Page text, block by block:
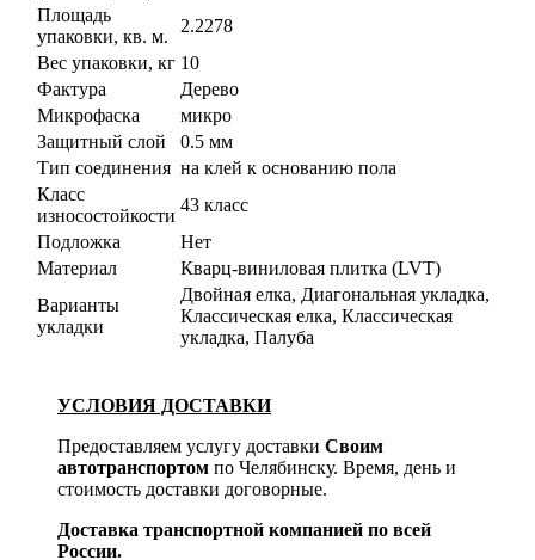
Площадь
упаковки, кв. м.
2.2278
Вес упаковки, кг 10
Фактура
Дерево
Микрофаска
микро
Защитный слой
0.5 мм
Тип соединения на клей к основанию пола
Класс
износостойкости
43 класс
Подложка
Нет
Материал
Кварц-виниловая плитка (LVT)
Варианты
укладки
Двойная елка, Диагональная укладка,
Классическая елка, Классическая
укладка, Палуба
УСЛОВИЯ ДОСТАВКИ
Предоставляем услугу доставки Своим
автотранспортом по Челябинску. Время, день и
стоимость доставки договорные.
Доставка транспортной компанией по всей
России.